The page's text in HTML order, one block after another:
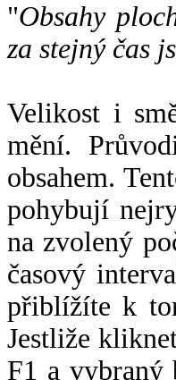
"Obsahy
za stejný čas
Velikost i
mění.
obsahem.
pohybují
na zvolený
časový
přiblížíte k
Jestliže
F1 a vybraný